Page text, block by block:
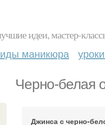
идеи, мастер-
маникюра
Черно-белая
Джинса с черно-